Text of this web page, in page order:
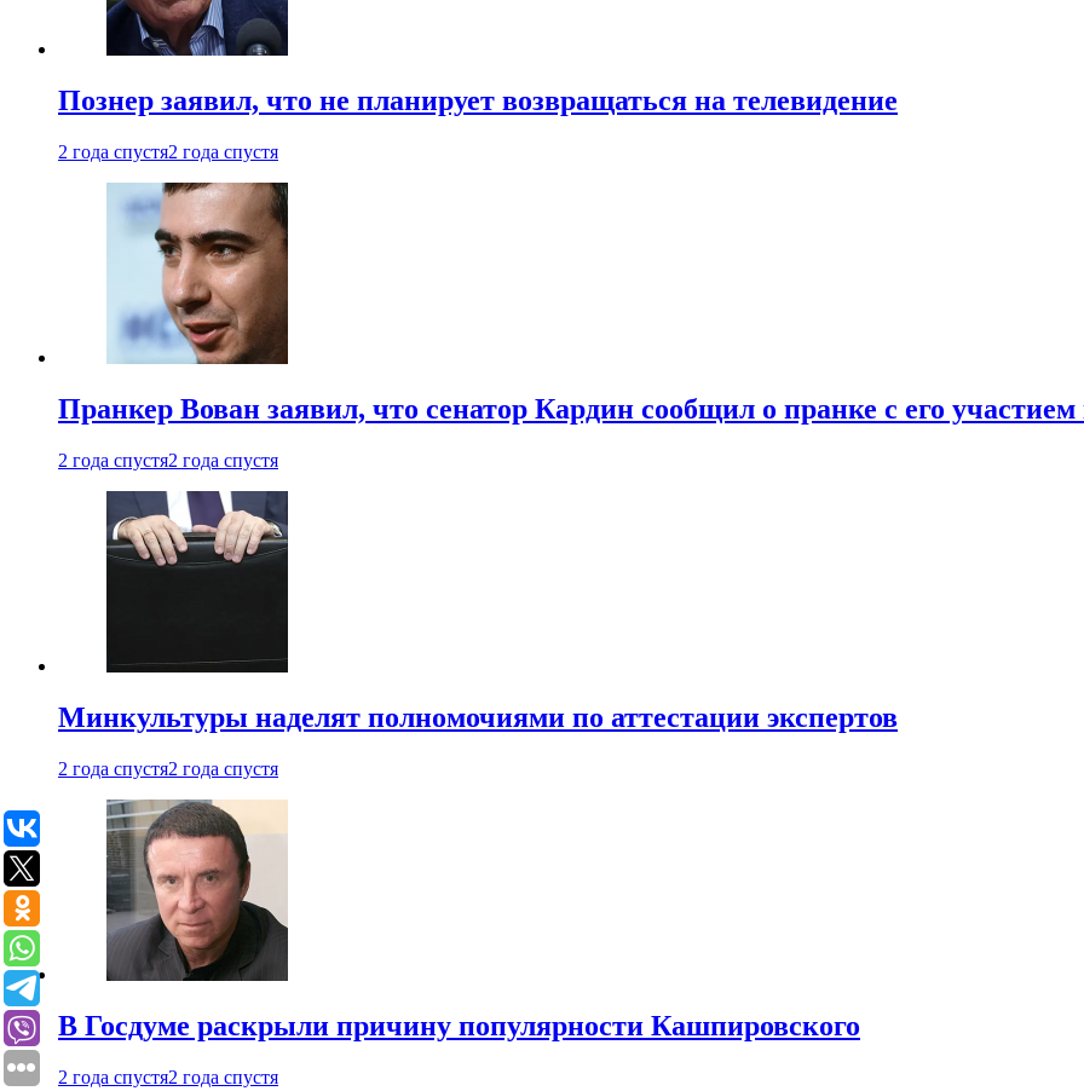
Познер заявил, что не планирует возвращаться на телевидение
2 года спустя2 года спустя
Пранкер Вован заявил, что сенатор Кардин сообщил о пранке с его
2 года спустя2 года спустя
Минкультуры наделят полномочиями по аттестации экспертов
2 года спустя2 года спустя
В Госдуме раскрыли причину популярности Кашпировского
2 года спустя2 года спустя